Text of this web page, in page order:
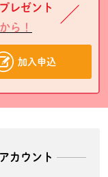
レゼント
ら！
加入申込
カウント